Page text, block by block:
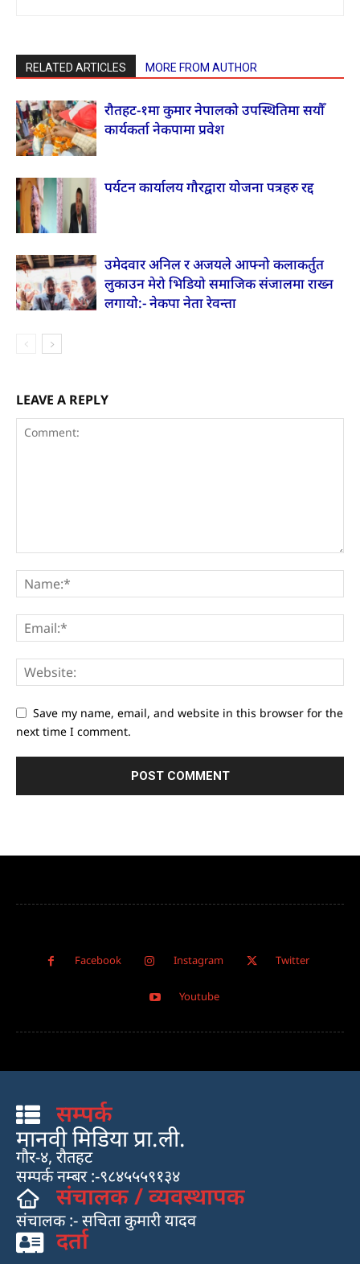
RELATED ARTICLES MORE FROM AUTHOR
रौतहट-१मा कुमार नेपालको उपस्थितिमा सयौँ
कार्यकर्ता नेकपामा प्रवेश
पर्यटन कार्यालय गौरद्वारा योजना पत्रहरु रद्द
उमेदवार अनिल र अजयले आफ्नो कलाकर्तुत
लुकाउन मेरो भिडियो समाजिक संजालमा राख्न
लगायो:- नेकपा नेता रेवन्ता
LEAVE A REPLY
Save my name, email, and website in this browser for the
next time I comment.
Facebook Instagram Twitter
Youtube
सम्पर्क
मानवी मिडिया प्रा.ली.
गौर-४, रौतहट
सम्पर्क नम्बर :-९८४५५५९१३४
संचालक / व्यवस्थापक
संचालक :- सचिता कुमारी यादव
दर्ता